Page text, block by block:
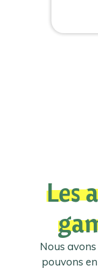
Les
Nous
pouvons